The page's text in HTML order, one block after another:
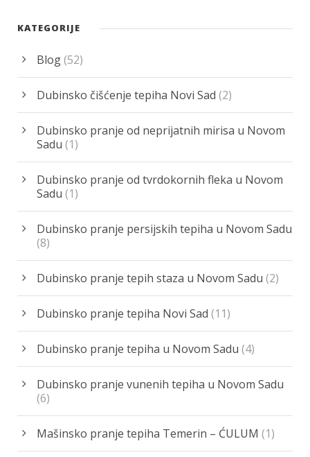
KATEGORIJE
Blog(52)
Dubinsko čišćenje tepiha Novi Sad (2)
Dubinsko pranje od neprijatnih mirisa u Novom
Sadu (1)
Dubinsko pranje od tvrdokornih fleka u Novom
Sadu (1)
Dubinsko pranje persijskih tepiha u Novom Sadu
(8)
Dubinsko pranje tepih staza u Novom Sadu (2)
Dubinsko pranje tepiha Novi Sad (11)
Dubinsko pranje tepiha u Novom Sadu (4)
Dubinsko pranje vunenih tepiha u Novom Sadu
(6)
Mašinsko pranje tepiha Temerin – ĆULUM (1)